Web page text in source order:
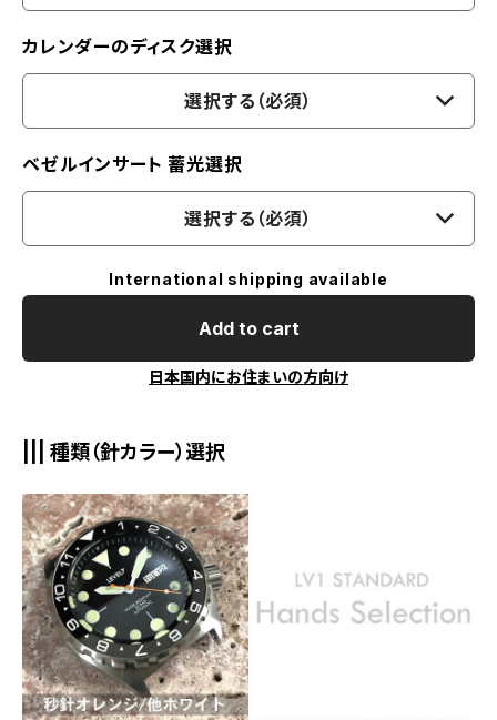
カレンダーのディスク選択
選択する（必須）
ベゼルインサート 蓄光選択
選択する（必須）
International shipping available
Add to cart
日本国内にお住まいの方向け
||| 種類（針カラー）選択